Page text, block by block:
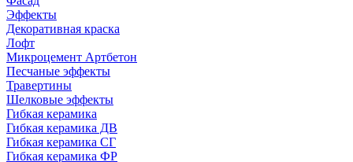
Эффекты
Декоративная краска
Лофт
Микроцемент Артбетон
Песчаные эффекты
Травертины
Шелковые эффекты
Гибкая керамика
Гибкая керамика ДВ
Гибкая керамика СГ
Гибкая керамика ФР